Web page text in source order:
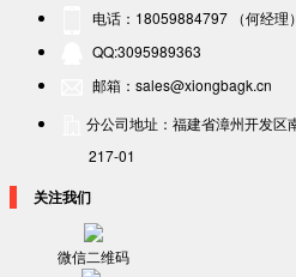
电话：18059884797 （何经理）
QQ:3095989363
邮箱：sales@xiongbagk.cn
分公司地址：福建省漳州开发
217-01
关注我们
微信二维码